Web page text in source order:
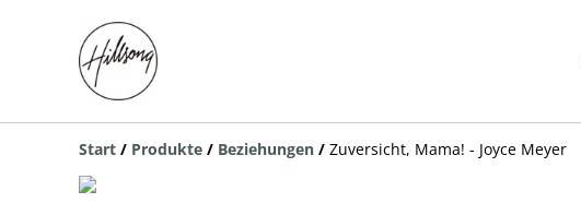
Start / Produkte / Beziehungen / Zuversicht, Mama! - Joyce Meyer